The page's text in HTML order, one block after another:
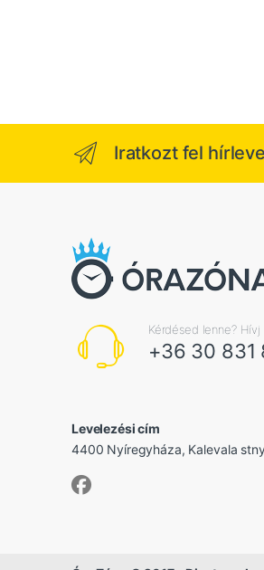
Iratkozt fel
Kérdésed lenne?
+36 30 831
Levelezési cím
4400 Nyíregyháza, Kalevala